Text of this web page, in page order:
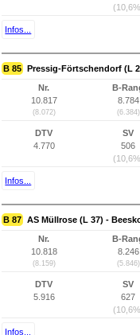
Infos...
B 85 Pressig-Förtschendorf (L
Nr.
10.817
(8.072)
B-
8.784
(6.384)
DTV
4.770
SV
506
Infos...
B 87 AS Müllrose (L 37) -
Nr.
10.818
(8.159)
B-
8.246
(5.846)
DTV
5.916
SV
627
Infos...